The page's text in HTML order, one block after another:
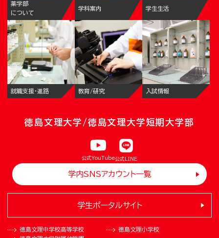
薬学部
について
学科案内 学生生活
就職支援・進路 教育/研究 入試情報
徳島文理大学/徳島文理大学短期大学部
公式YouTube公式LINE
学内SNSアカウント一覧
徳島文理中学校高等学校
徳島文理小学校
学生ポータルサイト